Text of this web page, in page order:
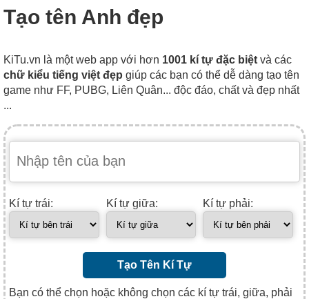
Tạo tên Anh đẹp
KiTu.vn là một web app với hơn 1001 kí tự đặc biệt và các
chữ kiểu tiếng việt đẹp giúp các bạn có thể dễ dàng tạo tên
game như FF, PUBG, Liên Quân... độc đáo, chất và đẹp nhất
...
Kí tự trái: Kí tự giữa: Kí tự phải:
Tạo Tên Kí Tự
Bạn có thể chọn hoặc không chọn các kí tự trái, giữa, phải